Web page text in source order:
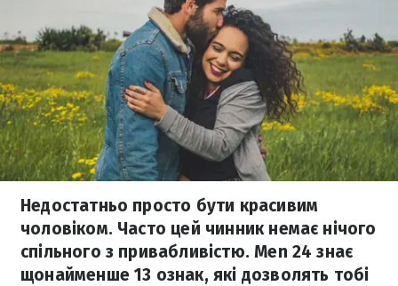
Недостатньо просто бути красивим
чоловіком. Часто цей чинник немає нічого
спільного з привабливістю. Men 24 знає
щонайменше 13 ознак, які дозволять тобі